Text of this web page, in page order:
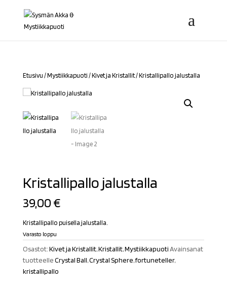
Etusivu /Mystiikkapuoti /Kivet ja Kristallit/ Kristallipallo jalustalla
Kristallipallo jalustalla
39,00€
Kristallipallo puisella jalustalla.
Varasto loppu
Osastot:Kivet ja Kristallit,Kristallit,MystiikkapuotiAvainsanat
tuotteelleCrystal Ball,Crystal Sphere,fortuneteller,
kristallipallo